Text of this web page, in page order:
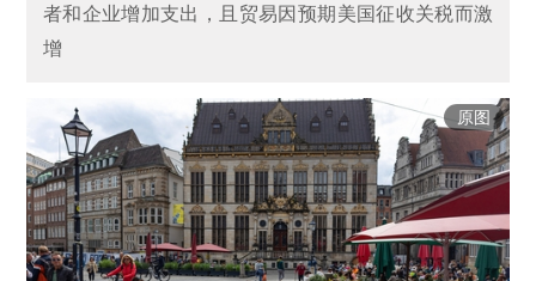
者和企业增加支出，且贸易因预期美国征收关税而激
增
原图